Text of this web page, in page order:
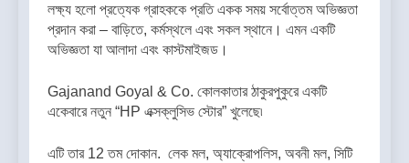
লক্ষ্য হলো প্রত্যেক গ্রাহককে প্রতি একক সময় সর্বোত্তম অভিজ্ঞতা
প্রদান করা – বাড়িতে, কর্মস্থলে এবং সকল স্থানে। এমন একটি
অভিজ্ঞতা যা আলাদা এবং কাস্টমাইজড।
Gajanand Goyal & Co. কোলকাতার ঠাকুরপুকুরে একটি
একেবারে নতুন “HP এক্সক্লুসিভ স্টোর” খুলেছে৷
এটি তার 12 তম দোকান. লেক মল, অ্যাক্রোপলিস, অবনী মল, সিটি